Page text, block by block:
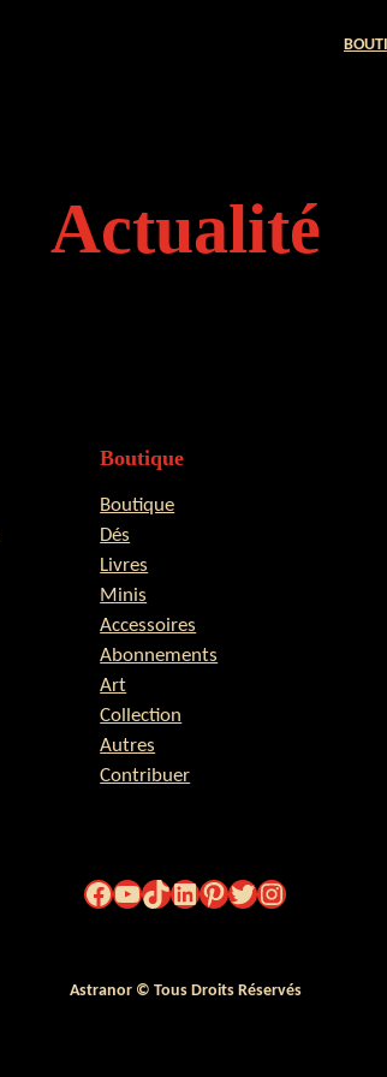
Actualité
Boutique
Boutique
Dés
Livres
Minis
Accessoires
Abonnements
Art
Collection
Autres
Contribuer
Facebook
YouTube
TikTok
LinkedIn
Pinterest
Twitter
Instagram
Astranor © Tous Droits Réservés